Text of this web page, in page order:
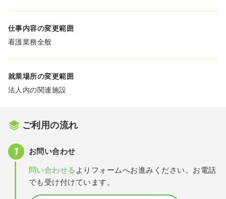
仕事内容の変更範囲
看護業務全般
就業場所の変更範囲
法人内の関連施設
ご利用の流れ
お問い合わせ
問い合わせる よりフォームへお進みください。お電話
でも受け付けています。